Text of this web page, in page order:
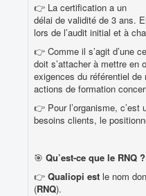
👉 La certification a un
délai de validité de 3 ans.
lors de l’audit initial et à
👉 Comme il s’agit d’une
doit s’attacher à mettre
exigences du référentiel
actions de formation
👉 Pour l’organisme,
besoins clients, le
🎯 Qu’est-ce que le RNQ ?
👉 Qualiopi est le nom
(RNQ).